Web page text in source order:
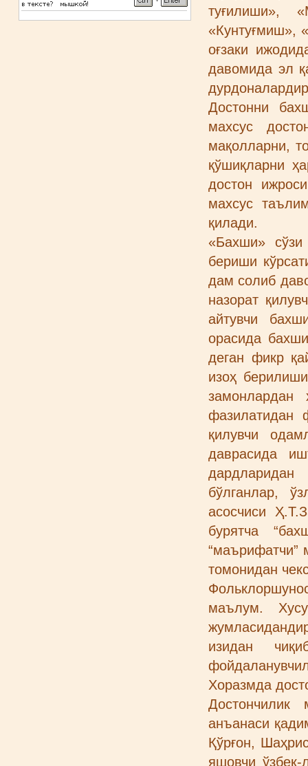
туғилиши»,
«Кунтуғмиш»,
оғзаки
давомида эл
Достонни
махсус
мақолларни,
қўшиқларни
достон
махсус
қилади.
«Бахши»
бериши
дам солиб
назорат
айтувчи
орасида
деган фикр
изоҳ
замонлардан
фазилатидан
қилувчи
даврасида
бўлганлар,
асосчиси
бурятча
“маърифатчи”
томонидан
маълум.
изидан
Хоразмда
Достончилик
анъанаси
Қўрғон,
яшовчи ўзбек-